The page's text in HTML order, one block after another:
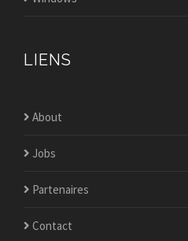
LIENS
About
Jobs
Partenaires
Contact